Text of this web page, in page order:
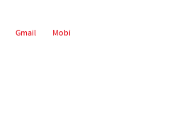
Gmail Mobi